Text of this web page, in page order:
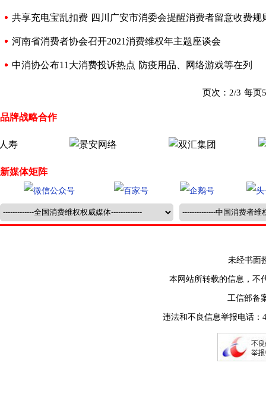
共享充电宝乱扣费 四川广安市消委会提醒消费者留意收费规
河南省消费者协会召开2021消费维权年主题座谈会
中消协公布11大消费投诉热点 防疫用品、网络游戏等在列
页次：2/3 每
品牌战略合作
新媒体矩阵
未经书面
本网站所转载的信息，不
工信部备
违法和不良信息举报电话